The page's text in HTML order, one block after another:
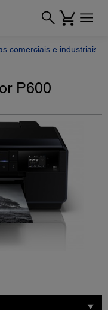
comerciais e industriais
P600